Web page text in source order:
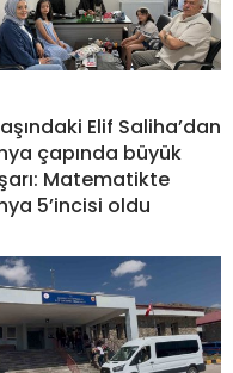
Elif Saliha’dan
çapında büyük
Matematikte
5’incisi oldu